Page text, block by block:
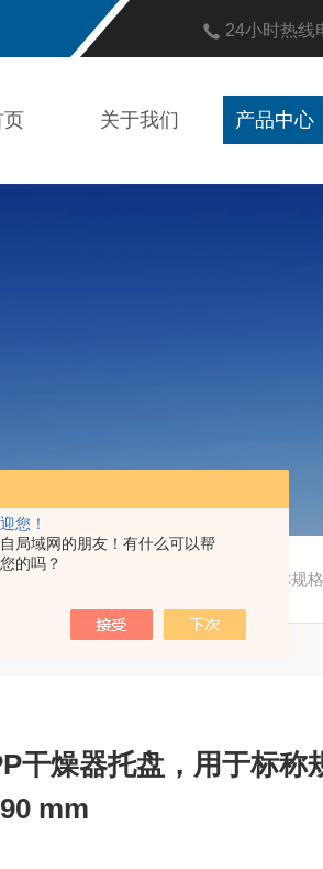
您！
局域网的朋友！有什么可以帮
的吗？
24小时热线
页 关于我们 产品中心
/ PP干燥器托盘，用于标称规
干燥器托盘，用于标称
mm